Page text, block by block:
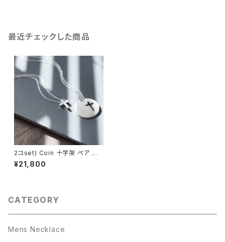
最近チェックした商品
2コset) Coin 十字架 ペア ネッ
クレス シルバー925
¥21,800
CATEGORY
Mens Necklace